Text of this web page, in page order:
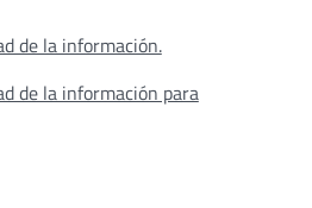
de la información.
de la información para